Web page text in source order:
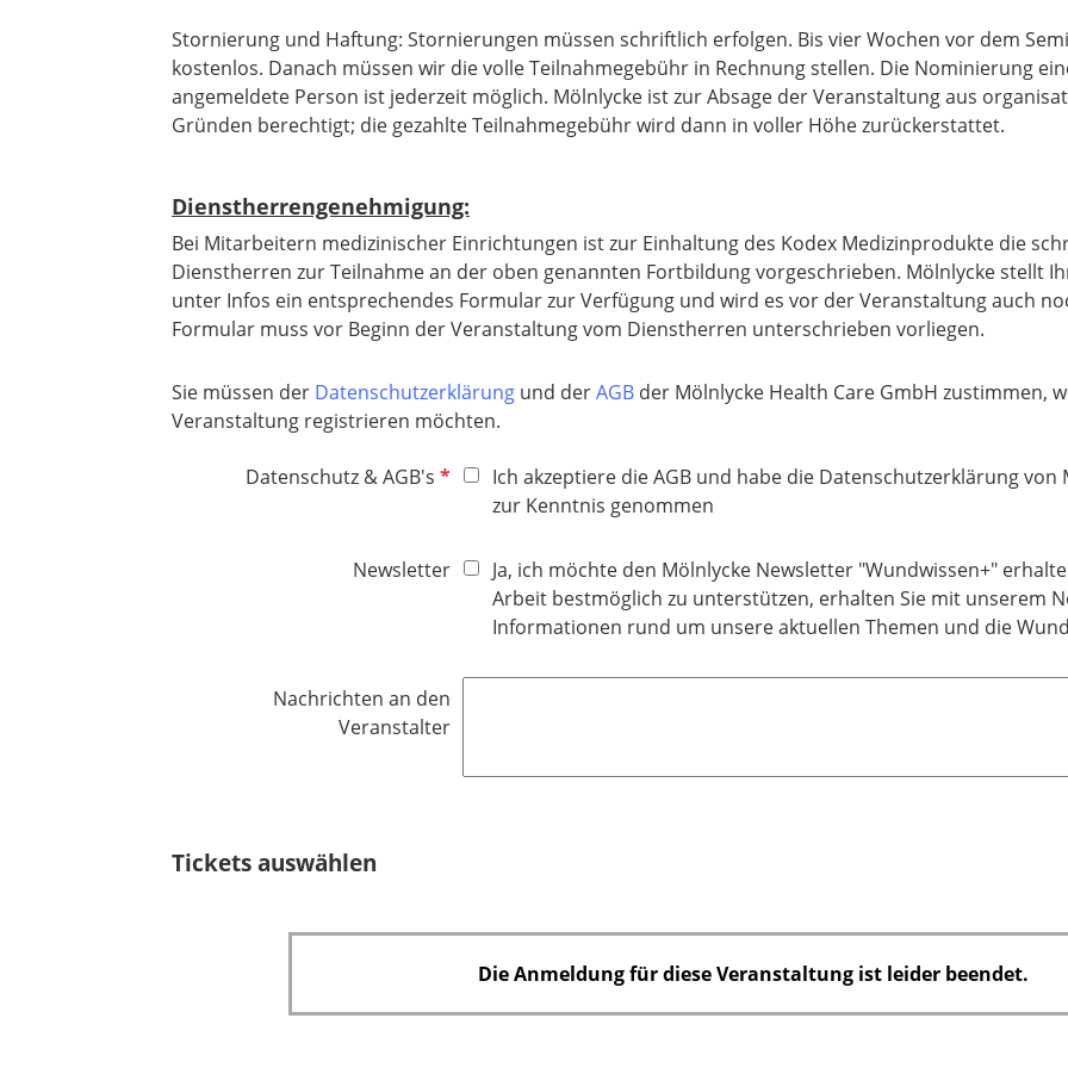
l
Stornierung und Haftung: Stornierungen müssen schriftlich erfolgen. Bis vier Wochen vor dem
kostenlos. Danach müssen wir die volle Teilnahmegebühr in Rechnung stellen. Die Nominierung
angemeldete Person ist jederzeit möglich. Mölnlycke ist zur Absage der Veranstaltung aus
Gründen berechtigt; die gezahlte Teilnahmegebühr wird dann in voller Höhe zurückerstattet.
Dienstherrengenehmigung:
Bei Mitarbeitern medizinischer Einrichtungen ist zur Einhaltung des Kodex Medizinprodukte die
Dienstherren zur Teilnahme an der oben genannten Fortbildung vorgeschrieben. Mölnlycke stellt
unter Infos ein entsprechendes Formular zur Verfügung und wird es vor der Veranstaltung auch
Formular muss vor Beginn der Veranstaltung vom Dienstherren unterschrieben vorliegen.
Sie müssen der Datenschutzerklärung und derAGB der Mölnlycke Health Care GmbH zustimmen,
Veranstaltung registrieren möchten.
Datenschutz & AGB's P
i
e
l
Ich akzeptiere die AGB und habe die Datenschutzerklärung von
zur Kenntnis genommen
Newsletter
Ja, ich möchte den Mölnlycke Newsletter "Wundwissen+"
Arbeit bestmöglich zu unterstützen, erhalten Sie mit unserem
Informationen rund um unsere aktuellen Themen und die
Nachrichten an den
Veranstalter
Tickets auswählen
Die Anmeldung für diese Veranstaltung ist leider beendet.